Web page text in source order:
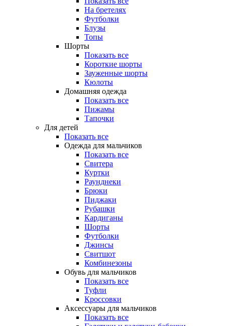
На бретелях
Футболки
Блузы
Топы
Шорты
Показать все
Короткие шорты
Зауженные шорты
Кюлоты
Домашняя одежда
Показать все
Пижамы
Тапочки
Для детей
Показать все
Одежда для мальчиков
Показать все
Свитера
Куртки
Раунднеки
Брюки
Пиджаки
Рубашки
Кардиганы
Шорты
Футболки
Джинсы
Свитшот
Комбинезоны
Обувь для мальчиков
Показать все
Туфли
Кроссовки
Аксессуары для мальчиков
Показать все